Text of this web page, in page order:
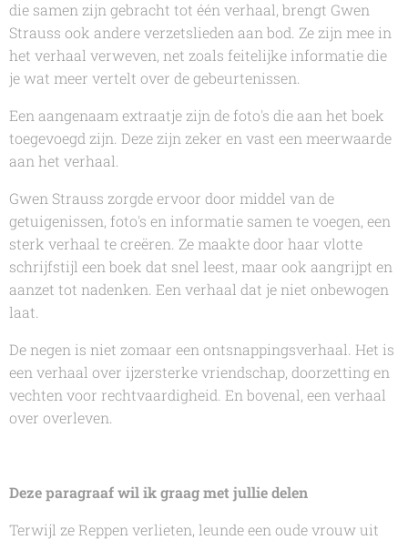
die samen zijn gebracht tot één verhaal, brengt Gwen
Strauss ook andere verzetslieden aan bod. Ze zijn mee in
het verhaal verweven, net zoals feitelijke informatie die
je wat meer vertelt over de gebeurtenissen.
Een aangenaam extraatje zijn de foto's die aan het boek
toegevoegd zijn. Deze zijn zeker en vast een meerwaarde
aan het verhaal.
Gwen Strauss zorgde ervoor door middel van de
getuigenissen, foto's en informatie samen te voegen, een
sterk verhaal te creëren. Ze maakte door haar vlotte
schrijfstijl een boek dat snel leest, maar ook aangrijpt en
aanzet tot nadenken. Een verhaal dat je niet onbewogen
laat.
De negen is niet zomaar een ontsnappingsverhaal. Het is
een verhaal over ijzersterke vriendschap, doorzetting en
vechten voor rechtvaardigheid. En bovenal, een verhaal
over overleven.
Deze paragraaf wil ik graag met jullie delen
Terwijl ze Reppen verlieten, leunde een oude vrouw uit